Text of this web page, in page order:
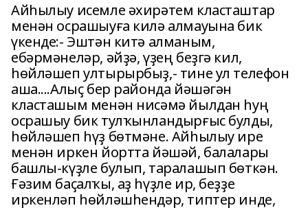
Айһылыу исемле әхирәтем класташтар
менән осрашыуға килә алмауына бик
үкенде:- Эштән китә алманым,
ебәрмәнеләр, әйҙә, үҙең беҙгә кил,
һөйләшеп ултырырбыҙ,- тине ул телефон
аша....Алыҫ бер районда йәшәгән
класташым менән нисәмә йылдан һуң
осрашыу бик тулҡынландырғыс булды,
һөйләшеп һүҙ бөтмәне. Айһылыу ире
менән иркен йортта йәшәй, балалары
башлы-күҙле булып, таралашып бөткән.
Ғәзим баҫалҡы, аҙ һүҙле ир, беҙҙе
иркенләп һөйләшһендәр, типтер инде,